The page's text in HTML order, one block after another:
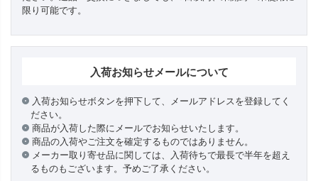
限り可能です。
入荷お知らせメールについて
入荷お知らせボタンを押下して、メールアドレスを登録してく
ださい。
商品が入荷した際にメールでお知らせいたします。
商品の入荷やご注文を確定するものではありません。
メーカー取り寄せ品に関しては、入荷待ちで最長で半年を超え
るものもございます。予めご了承ください。